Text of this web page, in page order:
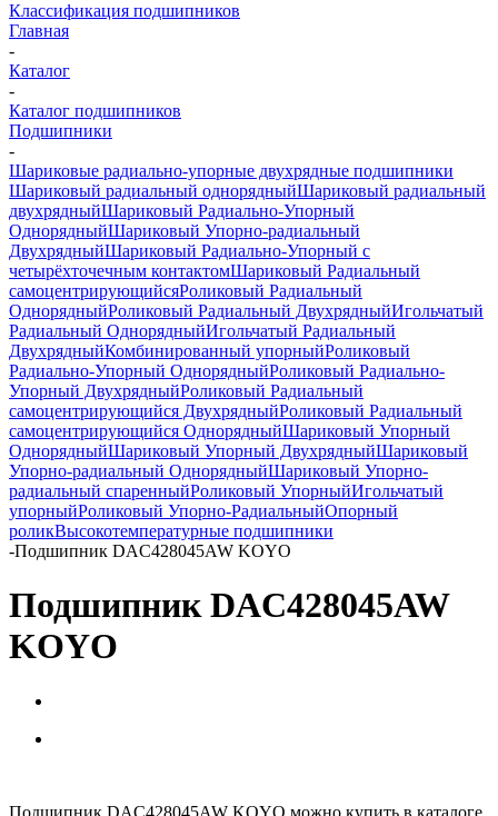
Классификация подшипников
Главная
-
Каталог
-
Каталог подшипников
Подшипники
-
Шариковые радиально-упорные двухрядные подшипники
Шариковый радиальный однорядныйШариковый радиальный
двухрядныйШариковый Радиально-Упорный
ОднорядныйШариковый Упорно-радиальный
ДвухрядныйШариковый Радиально-Упорный с
четырёхточечным контактомШариковый Радиальный
самоцентрирующийсяРоликовый Радиальный
ОднорядныйРоликовый Радиальный ДвухрядныйИгольчатый
Радиальный ОднорядныйИгольчатый Радиальный
ДвухрядныйКомбинированный упорныйРоликовый
Радиально-Упорный ОднорядныйРоликовый Радиально-
Упорный ДвухрядныйРоликовый Радиальный
самоцентрирующийся ДвухрядныйРоликовый Радиальный
самоцентрирующийся ОднорядныйШариковый Упорный
ОднорядныйШариковый Упорный ДвухрядныйШариковый
Упорно-радиальный ОднорядныйШариковый Упорно-
радиальный спаренныйРоликовый УпорныйИгольчатый
упорныйРоликовый Упорно-РадиальныйОпорный
роликВысокотемпературные подшипники
-Подшипник DAC428045AW KOYO
Подшипник DAC428045AW
KOYO
Подшипник DAC428045AW KOYO можно купить в каталоге